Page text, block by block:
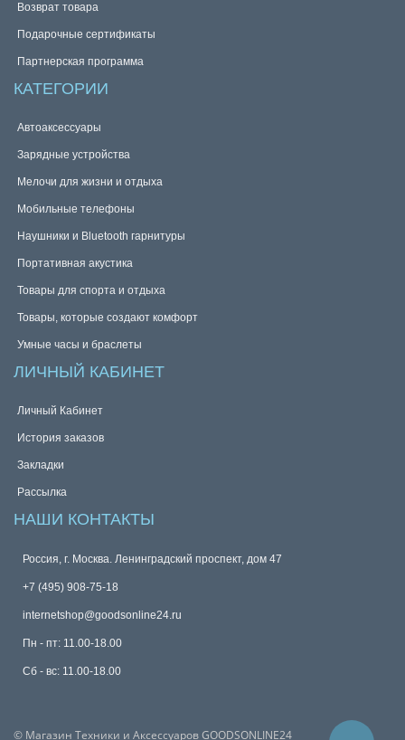
Возврат товара
Подарочные сертификаты
Партнерская программа
КАТЕГОРИИ
Автоаксессуары
Зарядные устройства
Мелочи для жизни и отдыха
Мобильные телефоны
Наушники и Bluetooth гарнитуры
Портативная акустика
Товары для спорта и отдыха
Товары, которые создают комфорт
Умные часы и браслеты
ЛИЧНЫЙ КАБИНЕТ
Личный Кабинет
История заказов
Закладки
Рассылка
НАШИ КОНТАКТЫ
Россия, г. Москва. Ленинградский проспект, дом 47
+7 (495) 908-75-18
internetshop@goodsonline24.ru
Пн - пт: 11.00-18.00
Сб - вс: 11.00-18.00
© Магазин Техники и Аксессуаров GOODSONLINE24